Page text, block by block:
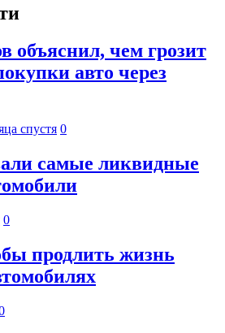
объяснил, чем грозит
авто через
спустя 0
самые ликвидные
0
продлить жизнь